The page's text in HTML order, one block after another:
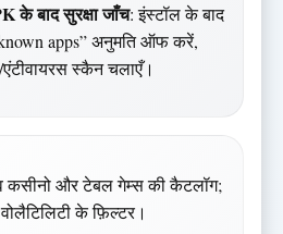
बाद सुरक्षा जाँच: इंस्टॉल के बाद
apps” अनुमति ऑफ करें,
स्कैन चलाएँ।
कसीनो और टेबल गेम्स की कैटलॉग;
के फ़िल्टर।